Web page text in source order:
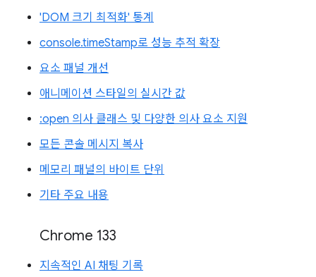
'DOM 크기 최적화' 통계
console.timeStamp로 성능 추적 확장
요소 패널 개선
애니메이션 스타일의 실시간 값
:open 의사 클래스 및 다양한 의사 요소 지원
모든 콘솔 메시지 복사
메모리 패널의 바이트 단위
기타 주요 내용
Chrome 133
지속적인 AI 채팅 기록